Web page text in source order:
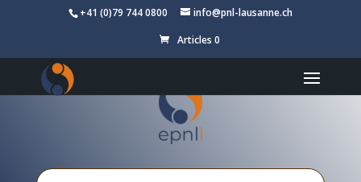
+41 (0)79 744 0800
info@pnl-lausanne.ch
Articles 0